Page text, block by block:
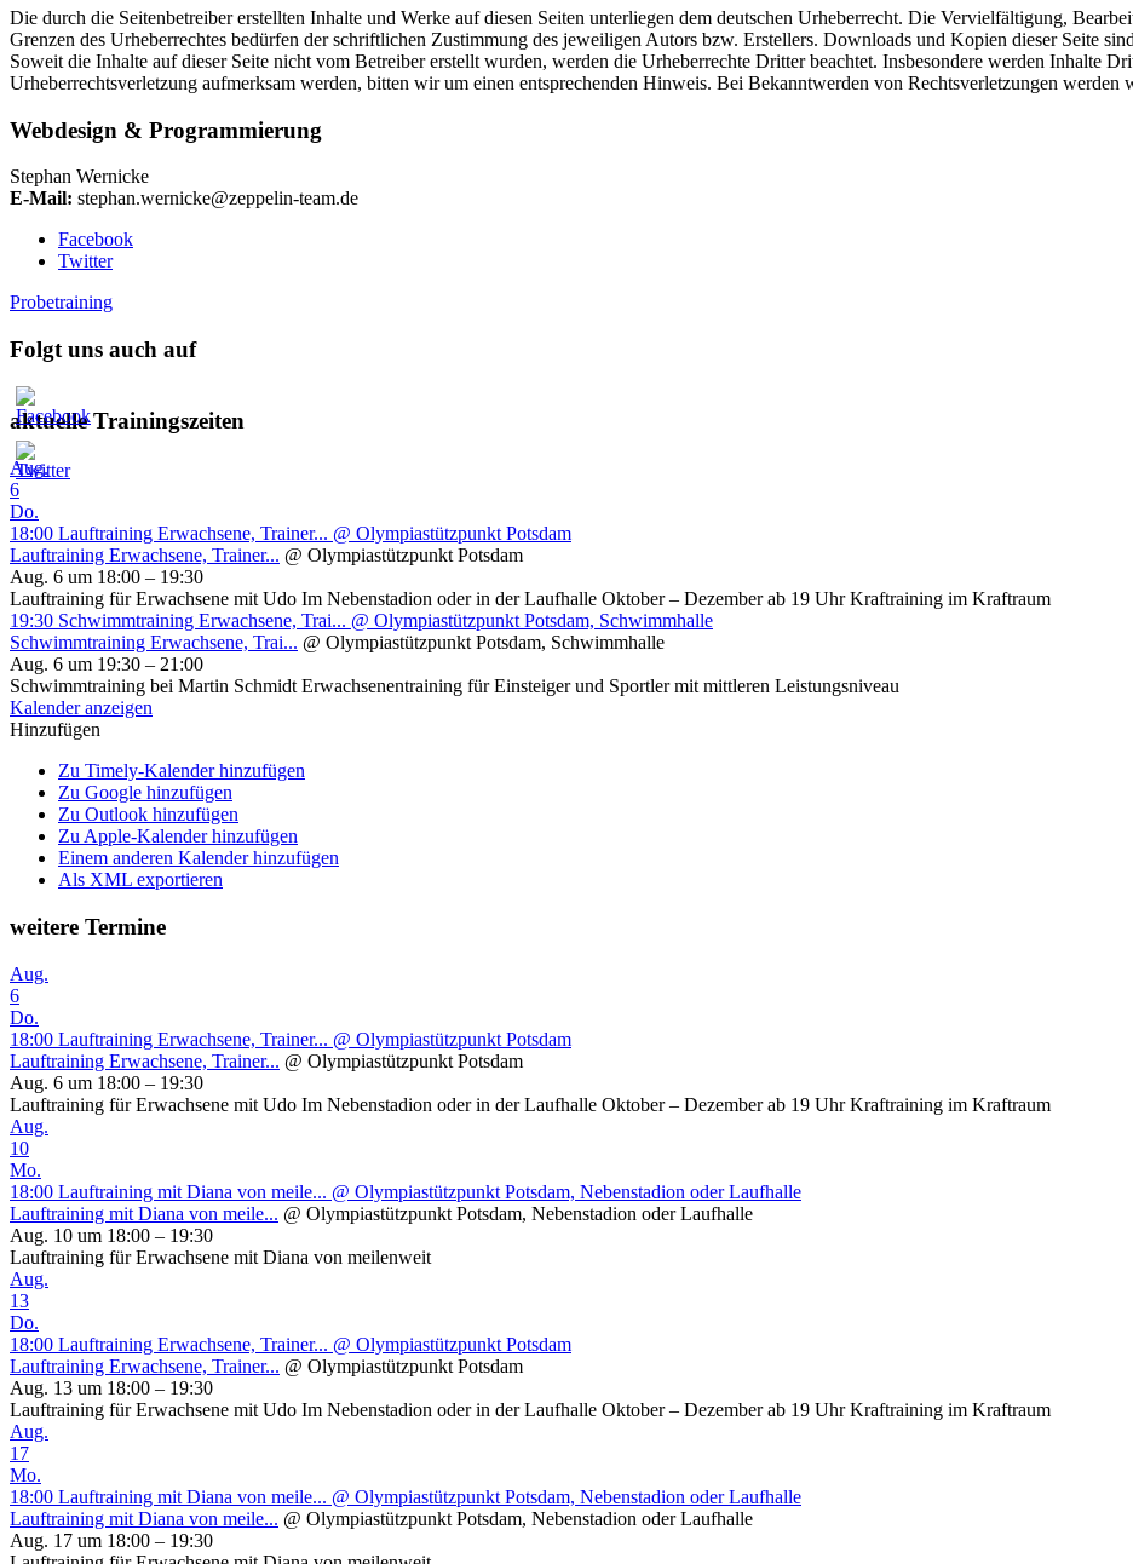
Die durch die Seitenbetreiber erstellten Inhalte und Werke auf diesen Seiten unterliegen dem deutschen Urheberrecht. Die Vervielfältigung,
Grenzen des Urheberrechtes bedürfen der schriftlichen Zustimmung des jeweiligen Autors bzw. Erstellers. Downloads und Kopien dieser Seite
Soweit die Inhalte auf dieser Seite nicht vom Betreiber erstellt wurden, werden die Urheberrechte Dritter beachtet. Insbesondere werden Inhalte
Urheberrechtsverletzung aufmerksam werden, bitten wir um einen entsprechenden Hinweis. Bei Bekanntwerden von Rechtsverletzungen werden
Webdesign & Programmierung
Stephan Wernicke
E-Mail: stephan.wernicke@zeppelin-team.de
Facebook
Twitter
Probetraining
Folgt uns auch auf
aktuelle Trainingszeiten
Aug.
6
Do.
18:00 Lauftraining Erwachsene, Trainer... @ Olympiastützpunkt Potsdam
Lauftraining Erwachsene, Trainer... @ Olympiastützpunkt Potsdam
Aug. 6 um 18:00 – 19:30
Lauftraining für Erwachsene mit Udo Im Nebenstadion oder in der Laufhalle Oktober – Dezember ab 19 Uhr Kraftraining im Kraftraum
19:30 Schwimmtraining Erwachsene, Trai... @ Olympiastützpunkt Potsdam, Schwimmhalle
Schwimmtraining Erwachsene, Trai... @ Olympiastützpunkt Potsdam, Schwimmhalle
Aug. 6 um 19:30 – 21:00
Schwimmtraining bei Martin Schmidt Erwachsenentraining für Einsteiger und Sportler mit mittleren Leistungsniveau
Kalender anzeigen
Hinzufügen
Zu Timely-Kalender hinzufügen
Zu Google hinzufügen
Zu Outlook hinzufügen
Zu Apple-Kalender hinzufügen
Einem anderen Kalender hinzufügen
Als XML exportieren
weitere Termine
Aug.
6
Do.
18:00 Lauftraining Erwachsene, Trainer... @ Olympiastützpunkt Potsdam
Lauftraining Erwachsene, Trainer... @ Olympiastützpunkt Potsdam
Aug. 6 um 18:00 – 19:30
Lauftraining für Erwachsene mit Udo Im Nebenstadion oder in der Laufhalle Oktober – Dezember ab 19 Uhr Kraftraining im Kraftraum
Aug.
10
Mo.
18:00 Lauftraining mit Diana von meile... @ Olympiastützpunkt Potsdam, Nebenstadion oder Laufhalle
Lauftraining mit Diana von meile... @ Olympiastützpunkt Potsdam, Nebenstadion oder Laufhalle
Aug. 10 um 18:00 – 19:30
Lauftraining für Erwachsene mit Diana von meilenweit
Aug.
13
Do.
18:00 Lauftraining Erwachsene, Trainer... @ Olympiastützpunkt Potsdam
Lauftraining Erwachsene, Trainer... @ Olympiastützpunkt Potsdam
Aug. 13 um 18:00 – 19:30
Lauftraining für Erwachsene mit Udo Im Nebenstadion oder in der Laufhalle Oktober – Dezember ab 19 Uhr Kraftraining im Kraftraum
Aug.
17
Mo.
18:00 Lauftraining mit Diana von meile... @ Olympiastützpunkt Potsdam, Nebenstadion oder Laufhalle
Lauftraining mit Diana von meile... @ Olympiastützpunkt Potsdam, Nebenstadion oder Laufhalle
Aug. 17 um 18:00 – 19:30